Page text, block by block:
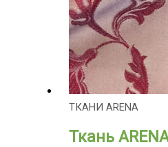
ТКАНИ ARENA
Ткань